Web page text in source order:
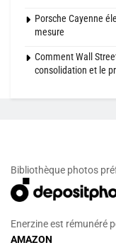
Porsche Cayenne
mesure
Comment Wall
consolidation et le
Bibliothèque photos
Enerzine est rémunéré
AMAZON